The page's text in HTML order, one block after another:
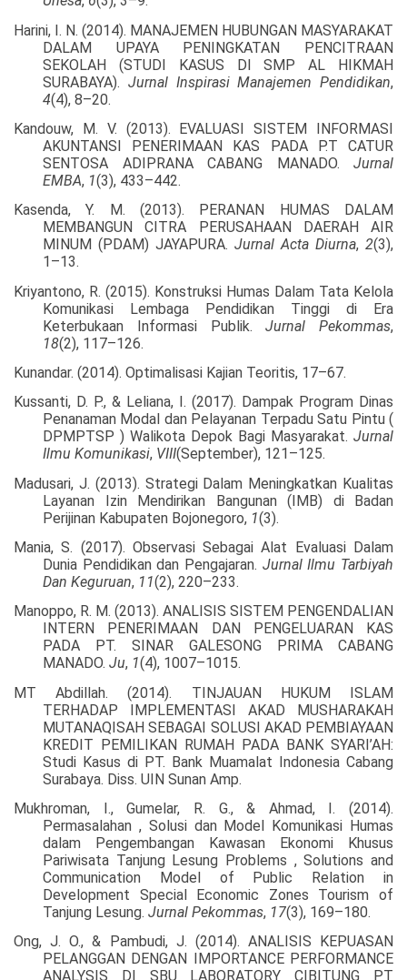
Harini, I. N. (2014). MANAJEMEN HUBUNGAN MASYARAKAT
DALAM UPAYA PENINGKATAN PENCITRAAN
SEKOLAH (STUDI KASUS DI SMP AL HIKMAH
SURABAYA). Jurnal Inspirasi Manajemen Pendidikan,
4(4), 8–20.
Kandouw, M. V. (2013). EVALUASI SISTEM INFORMASI
AKUNTANSI PENERIMAAN KAS PADA P.T CATUR
SENTOSA ADIPRANA CABANG MANADO. Jurnal
EMBA, 1(3), 433–442.
Kasenda, Y. M. (2013). PERANAN HUMAS DALAM
MEMBANGUN CITRA PERUSAHAAN DAERAH AIR
MINUM (PDAM) JAYAPURA. Jurnal Acta Diurna, 2(3),
1–13.
Kriyantono, R. (2015). Konstruksi Humas Dalam Tata Kelola
Komunikasi Lembaga Pendidikan Tinggi di Era
Keterbukaan Informasi Publik.Jurnal Pekommas,
18(2), 117–126.
Kunandar. (2014). Optimalisasi Kajian Teoritis, 17–67.
Kussanti, D. P., & Leliana, I. (2017). Dampak Program Dinas
Penanaman Modal dan Pelayanan Terpadu Satu Pintu (
DPMPTSP ) Walikota Depok Bagi Masyarakat. Jurnal
Ilmu Komunikasi, VIII(September), 121–125.
Madusari, J. (2013). Strategi Dalam Meningkatkan Kualitas
Layanan Izin Mendirikan Bangunan (IMB) di Badan
Perijinan Kabupaten Bojonegoro, 1(3).
Mania, S. (2017). Observasi Sebagai Alat Evaluasi Dalam
Dunia Pendidikan dan Pengajaran. Jurnal Ilmu Tarbiyah
Dan Keguruan, 11(2), 220–233.
Manoppo, R. M. (2013). ANALISIS SISTEM PENGENDALIAN
INTERN PENERIMAAN DAN PENGELUARAN KAS
PADA PT. SINAR GALESONG PRIMA CABANG
MANADO. Ju, 1(4), 1007–1015.
MT Abdillah. (2014). TINJAUAN HUKUM ISLAM
TERHADAP IMPLEMENTASI AKAD MUSHARAKAH
MUTANAQISAH SEBAGAI SOLUSI AKAD PEMBIAYAAN
KREDIT PEMILIKAN RUMAH PADA BANK SYARI’AH:
Studi Kasus di PT. Bank Muamalat Indonesia Cabang
Surabaya. Diss. UIN Sunan Amp.
Mukhroman, I., Gumelar, R. G., & Ahmad, I. (2014).
Permasalahan , Solusi dan Model Komunikasi Humas
dalam Pengembangan Kawasan Ekonomi Khusus
Pariwisata Tanjung Lesung Problems , Solutions and
Communication Model of Public Relation in
Development Special Economic Zones Tourism of
Tanjung Lesung. Jurnal Pekommas, 17(3), 169–180.
Ong, J. O., & Pambudi, J. (2014). ANALISIS KEPUASAN
PELANGGAN DENGAN IMPORTANCE PERFORMANCE
ANALYSIS DI SBU LABORATORY CIBITUNG PT